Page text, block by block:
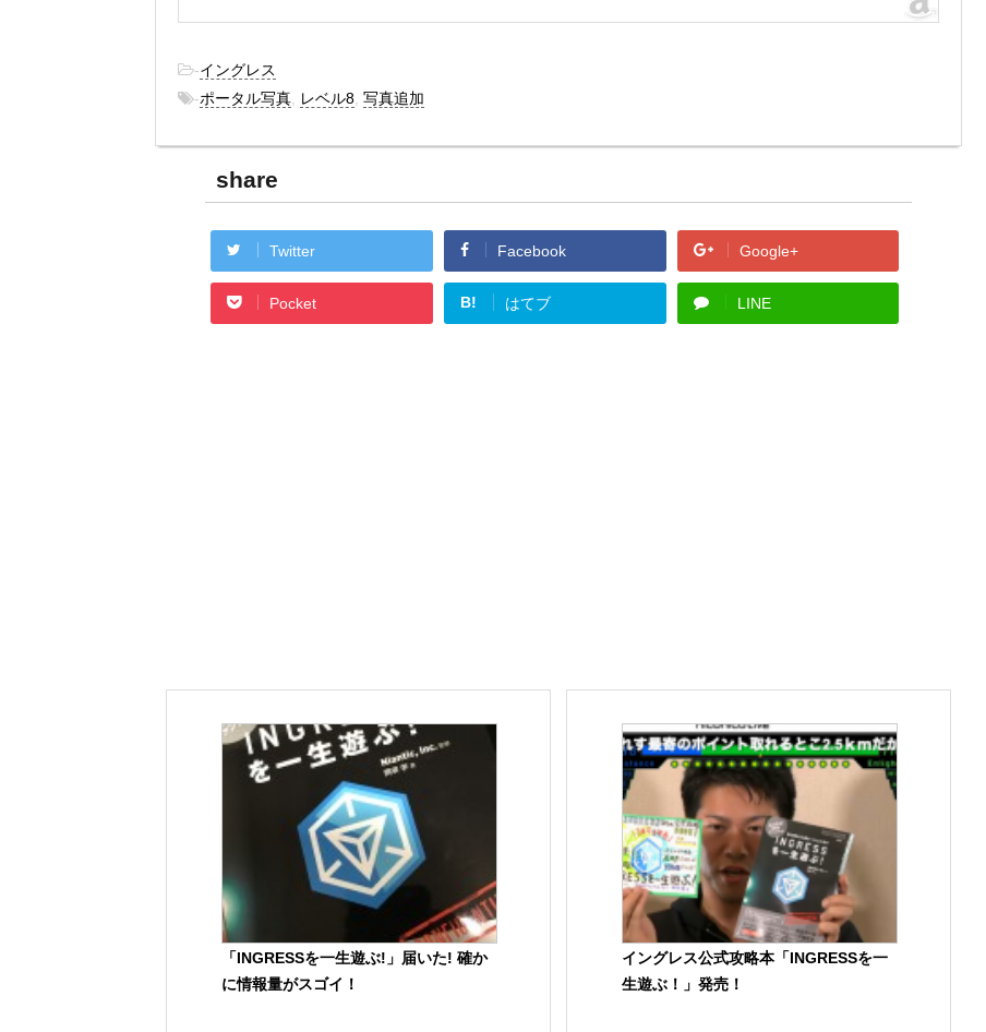
-イングレス
-ポータル写真 レベル8 写真追加
share
Twitter Facebook Google+
Pocket B! はてブ LINE
「INGRESSを一生遊ぶ!」届いた! 確か
に情報量がスゴイ！
イングレス公式攻略本「INGRESSを一
生遊ぶ！」発売！